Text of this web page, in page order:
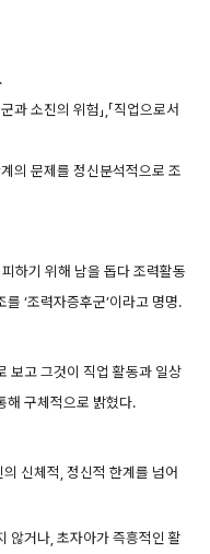
과 소진의 위험」,「직업으로서
의 문제를 정신분석적으로 조
피하기 위해 남을 돕다 조력활동
‘조력자증후군’이라고 명명.
보고 그것이 직업 활동과 일상
해 구체적으로 밝혔다.
신체적, 정신적 한계를 넘어
않거나, 초자아가 즉흥적인 활